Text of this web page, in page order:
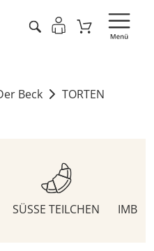
Beck
TORTEN
SÜSSE TEILCHEN